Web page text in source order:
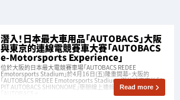
潛入！日本最大車用品「AUTOBACS」大阪
與東京的連線電競賽車大賽「AUTOBACS
e-Motorsports Experience」
位於大阪的日本最大電競賽車場「AUTOBACS REDEE
Emotorsports Stadium」於4月16日(五)隆重開幕。大阪的
「AUTOBACS REDEE Emotorsports Stadium」與位於東京的「A
PIT AUTOBACS SHINONOME」舉辦線上連線電競賽車大賽
Read more